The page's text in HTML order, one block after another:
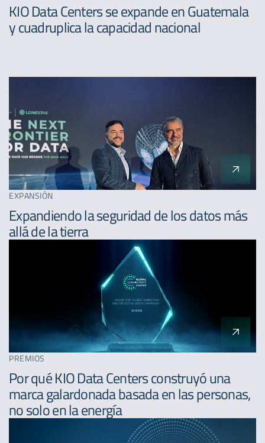
KIO Data Centers se expande en Guatemala
y cuadruplica la capacidad nacional
EXPANSIÓN
Expandiendo la seguridad de los datos más
allá de la tierra
PREMIOS
Por qué KIO Data Centers construyó una
marca galardonada basada en las personas,
no solo en la energía